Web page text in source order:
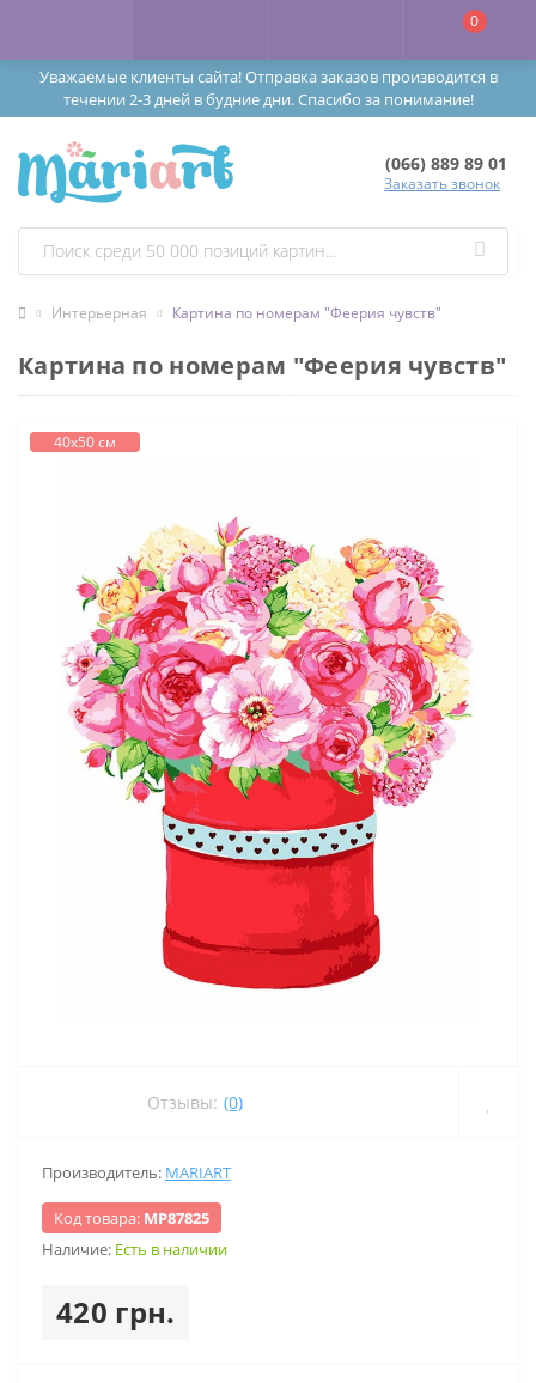
Уважаемые клиенты сайта! Отправка заказов производится в
течении 2-3 дней в будние дни. Спасибо за понимание!
0
(066) 889 89 01
Заказать звонок
Интерьерная Картина по номерам "Феерия чувств"
Картина по номерам "Феерия чувств"
40х50 см
Отзывы: (0)
Производитель: MARIART
Код товара: МР87825
Наличие: Есть в наличии
420 грн.